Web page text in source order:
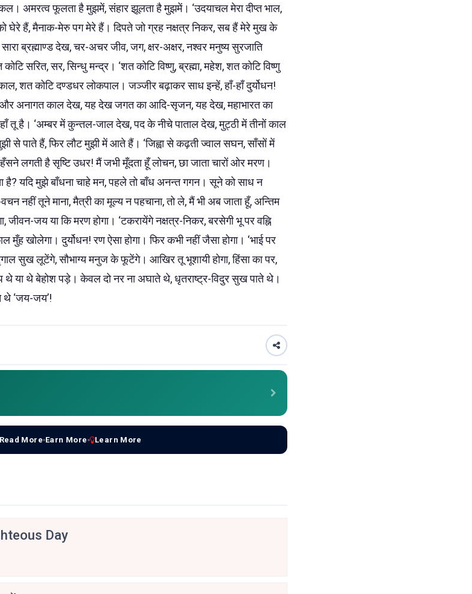
अमरत्व फूलता है मुझमें, संहार झूलता है मुझमें। ‘उदयाचल मेरा दीप्त भाल,
घेरे हैं, मैनाक-मेरु पग मेरे हैं। दिपते जो ग्रह नक्षत्र निकर, सब हैं मेरे मुख के
ब्रह्माण्ड देख, चर-अचर जीव, जग, क्षर-अक्षर, नश्वर मनुष्य सुरजाति
सरित, सर, सिन्धु मन्द्र। ‘शत कोटि विष्णु, ब्रह्मा, महेश, शत कोटि विष्णु
शत कोटि दण्डधर लोकपाल। जञ्जीर बढ़ाकर साध इन्हें, हाँ-हाँ दुर्योधन!
और अनागत काल देख, यह देख जगत का आदि-सृजन, यह देख, महाभारत का
तू है। ‘अम्बर में कुन्तल-जाल देख, पद के नीचे पाताल देख, मुट्ठी में तीनों काल
से पाते हैं, फिर लौट मुझी में आते हैं। ‘जिह्वा से कढ़ती ज्वाल सघन, साँसों में
हँसने लगती है सृष्टि उधर! मैं जभी मूँदता हूँ लोचन, छा जाता चारों ओर मरण।
है? यदि मुझे बाँधना चाहे मन, पहले तो बाँध अनन्त गगन। सूने को साध न
नहीं तूने माना, मैत्री का मूल्य न पहचाना, तो ले, मैं भी अब जाता हूँ, अन्तिम
जीवन-जय या कि मरण होगा। ‘टकरायेंगे नक्षत्र-निकर, बरसेगी भू पर वह्नि
खोलेगा। दुर्योधन! रण ऐसा होगा। फिर कभी नहीं जैसा होगा। ‘भाई पर
सुख लूटेंगे, सौभाग्य मनुज के फूटेंगे। आखिर तू भूशायी होगा, हिंसा का पर,
थे या थे बेहोश पड़े। केवल दो नर ना अघाते थे, धृतराष्ट्र-विदुर सुख पाते थे।
थे ‘जय-जय’!
Read More Earn More Learn More
Day